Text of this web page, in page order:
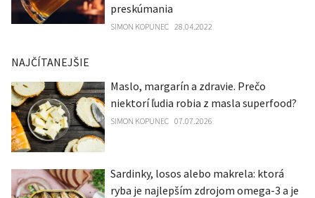
preskúmania
SIMON KOPUNEC 28.04.2022
NAJČÍTANEJŠIE
Maslo, margarín a zdravie. Prečo
niektorí ľudia robia z masla superfood?
SIMON KOPUNEC 07.07.2026
Sardinky, losos alebo makrela: ktorá
ryba je najlepším zdrojom omega-3 a je